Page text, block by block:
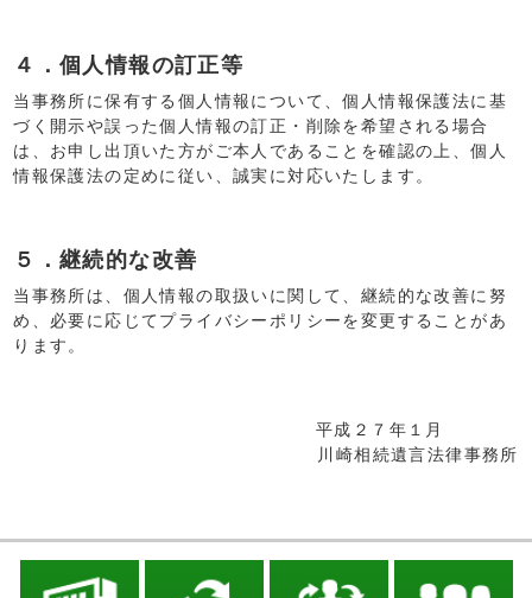
４．個人情報の訂正等
当事務所に保有する個人情報について、個人情報保護法に基
づく開示や誤った個人情報の訂正・削除を希望される場合
は、お申し出頂いた方がご本人であることを確認の上、個人
情報保護法の定めに従い、誠実に対応いたします。
５．継続的な改善
当事務所は、個人情報の取扱いに関して、継続的な改善に努
め、必要に応じてプライバシーポリシーを変更することがあ
ります。
平成２７年１月
川崎相続遺言法律事務所